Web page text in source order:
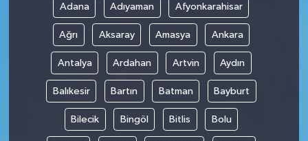
Adana Adıyaman Afyonkarahisar
Ağrı Aksaray Amasya Ankara
Antalya Ardahan Artvin Aydın
Balıkesir Bartın Batman Bayburt
Bilecik Bingöl Bitlis Bolu